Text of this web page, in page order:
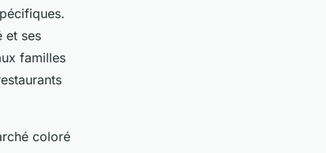
et ses
familles
coloré